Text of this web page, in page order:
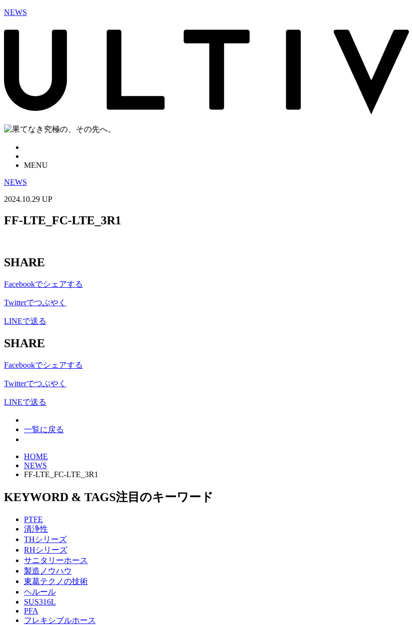
NEWS
MENU
NEWS
2024.10.29 UP
FF-LTE_FC-LTE_3R1
SHARE
Facebookでシェアする
Twitterでつぶやく
LINEで送る
SHARE
Facebookでシェアする
Twitterでつぶやく
LINEで送る
一覧に戻る
HOME
NEWS
FF-LTE_FC-LTE_3R1
KEYWORD & TAGS注目のキーワード
PTFE
清浄性
THシリーズ
RHシリーズ
サニタリーホース
製造ノウハウ
東葛テクノの技術
ヘルール
SUS316L
PFA
フレキシブルホース